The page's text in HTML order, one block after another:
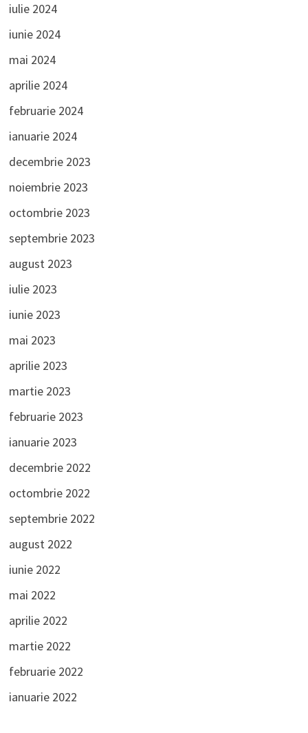
iulie 2024
iunie 2024
mai 2024
aprilie 2024
februarie 2024
ianuarie 2024
decembrie 2023
noiembrie 2023
octombrie 2023
septembrie 2023
august 2023
iulie 2023
iunie 2023
mai 2023
aprilie 2023
martie 2023
februarie 2023
ianuarie 2023
decembrie 2022
octombrie 2022
septembrie 2022
august 2022
iunie 2022
mai 2022
aprilie 2022
martie 2022
februarie 2022
ianuarie 2022